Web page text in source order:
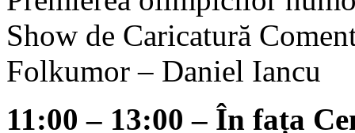
Show de Caricatură
Folkumor – Daniel Iancu
11:00 – 13:00 – În fața